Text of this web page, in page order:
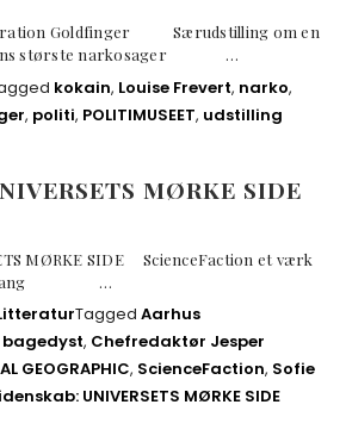
Goldfinger Særudstilling om en
største narkosager …
kokain, Louise Frevert, narko,
, politi, POLITIMUSEET, udstilling
MØRKE SIDE
MØRKE SIDE ScienceFaction et værk
…
Tagged Aarhus
bagedyst, Chefredaktør Jesper
GEOGRAPHIC, ScienceFaction, Sofie
UNIVERSETS MØRKE SIDE